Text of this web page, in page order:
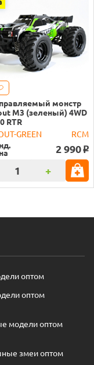
монстр
M3 (зеленый) 4WD
RTR
GREEN
RCM
2 990 o
+
оптом
оптом
модели оптом
змеи оптом